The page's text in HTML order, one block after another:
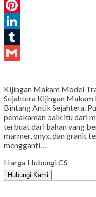
WhatsApp
Pinterest
LinkedIn
Tumblr
Kijingan Makam Model
Sejahtera Kijingan
Bintang Antik Sejahtera.
pemakaman baik itu dari
terbuat dari bahan yang
marmer, onyx, dan granit
mengganti…
Harga Hubungi CS
Hubungi Kami